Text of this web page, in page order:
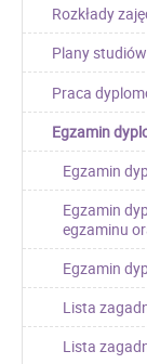
Rozkłady
Plany studiów
Praca
Egzamin
Egzamin
Egzamin
egzaminu
Egzamin
Lista
Lista